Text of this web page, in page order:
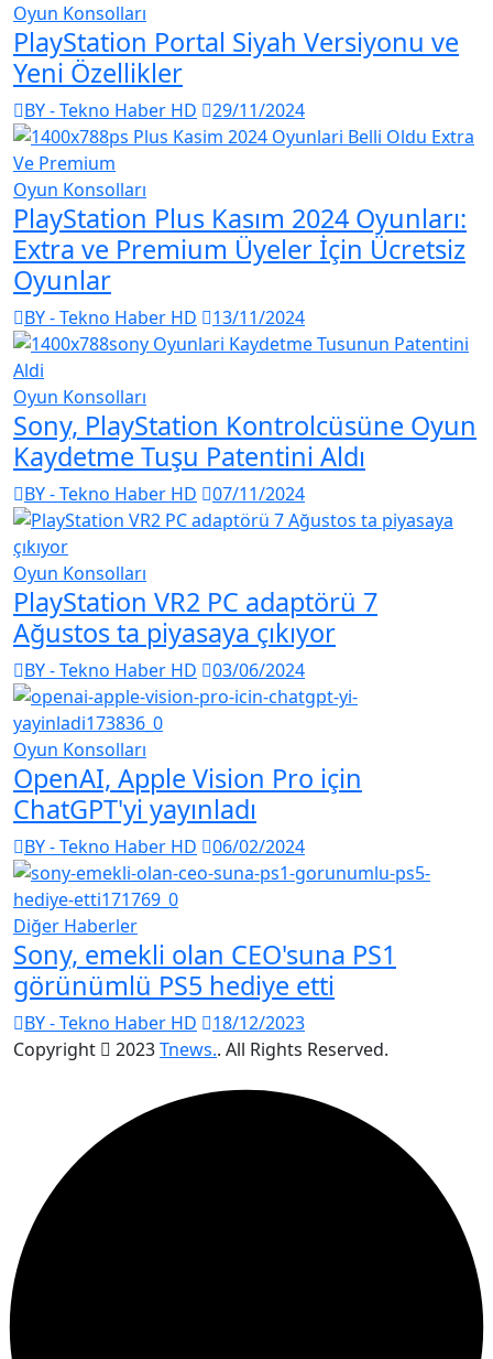
Oyun Konsolları
PlayStation Portal Siyah Versiyonu ve
Yeni Özellikler
BY - Tekno Haber HD 29/11/2024
Oyun Konsolları
PlayStation Plus Kasım 2024 Oyunları:
Extra ve Premium Üyeler İçin Ücretsiz
Oyunlar
BY - Tekno Haber HD 13/11/2024
Oyun Konsolları
Sony, PlayStation Kontrolcüsüne Oyun
Kaydetme Tuşu Patentini Aldı
BY - Tekno Haber HD 07/11/2024
Oyun Konsolları
PlayStation VR2 PC adaptörü 7
Ağustos ta piyasaya çıkıyor
BY - Tekno Haber HD 03/06/2024
Oyun Konsolları
OpenAI, Apple Vision Pro için
ChatGPT'yi yayınladı
BY - Tekno Haber HD 06/02/2024
Diğer Haberler
Sony, emekli olan CEO'suna PS1
görünümlü PS5 hediye etti
BY - Tekno Haber HD
18/12/2023
Copyright
2023Tnews.. All Rights Reserved.